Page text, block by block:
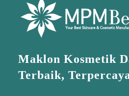
Maklon Kosmetik
Terbaik,